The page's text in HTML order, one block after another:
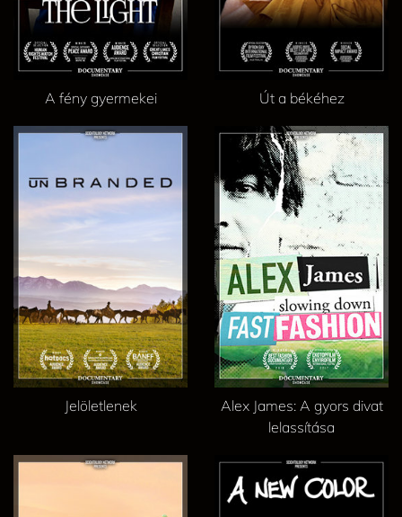
A fény gyermekei Út a békéhez
Jelöletlenek
Alex James: A gyors divat
lelassítása